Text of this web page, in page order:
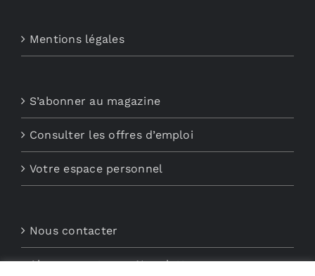
Mentions légales
S’abonner au magazine
Consulter les offres d’emploi
Votre espace personnel
Nous contacter
Abonnements aux Newsletters